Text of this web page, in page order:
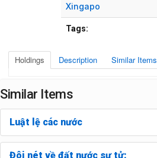
Xingapo
Tags:
Holdings Description Similar Items
Similar Items
Luật lệ các nước
Đôi nét về đất nước sư tử: